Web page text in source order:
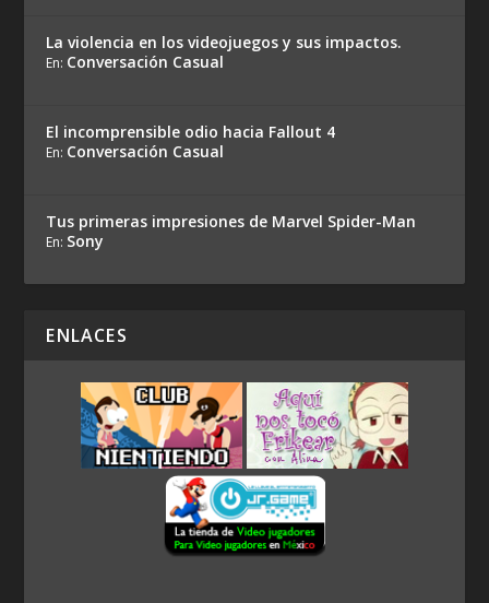
La violencia en los videojuegos y sus impactos.
En: Conversación Casual
El incomprensible odio hacia Fallout 4
En: Conversación Casual
Tus primeras impresiones de Marvel Spider-Man
En: Sony
ENLACES